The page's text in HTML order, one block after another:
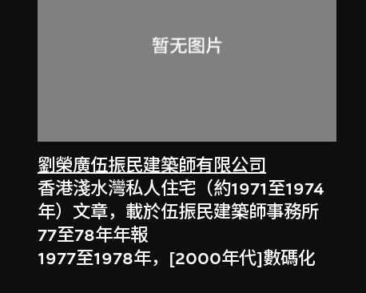
劉榮廣伍振民建築師有限公司
香港淺水灣私人住宅（約1971至1974
年）文章，載於伍振民建築師事務所
77至78年年報
1977至1978年，[2000年代]數碼化